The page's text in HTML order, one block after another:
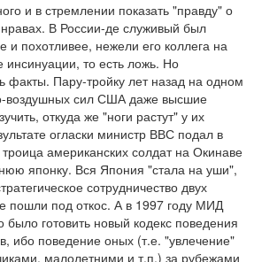
и в стремлении показать "правду" о
В России-де служивый был
и похотливее, нежели его коллега на
инсинуации, то есть ложь. Но
факты. Пару-тройку лет назад на одном
воздушных сил США даже высшие
откуда же "ноги растут" у их
огласки министр ВВС подал в
троица американских солдат на Окинаве
японку. Вся Япония "стала на уши",
сотрудничество двух
пошли под откос. А в 1997 году МИД
готовить новый кодекс поведения
ибо поведение оных (т.е. "увлечение"
малолетними и т.п.) за рубежами